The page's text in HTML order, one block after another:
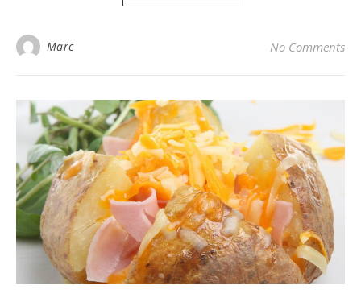
Marc No Comments